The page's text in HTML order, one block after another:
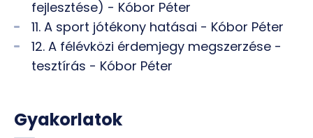
fejlesztése) - Kóbor Péter
11. A sport jótékony hatásai - Kóbor Péter
12. A félévközi érdemjegy megszerzése -
tesztírás - Kóbor Péter
Gyakorlatok